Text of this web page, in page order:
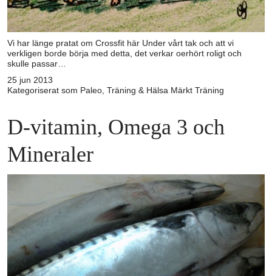
Vi har länge pratat om Crossfit här Under vårt tak och att vi
verkligen borde börja med detta, det verkar oerhört roligt och
skulle passar…
25 jun 2013
Kategoriserat som Paleo Träning & Hälsa Märkt Träning
D-vitamin, Omega 3 och
Mineraler